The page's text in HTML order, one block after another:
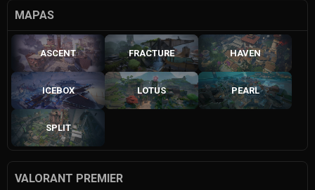
MAPAS
ASCENT FRACTURE HAVEN
ICEBOX LOTUS PEARL
SPLIT
VALORANT PREMIER